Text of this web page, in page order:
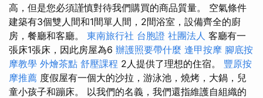
高，但是您必須謹慎對待我們購買的商品質量。 空氣條件
建築有3個雙人間和1間單人間，2間浴室，設備齊全的廚
房，餐廳和客廳。 東南旅行社 台胞證 社團法人 客廳有一
張床1張床，因此房屋為6 辦護照要帶什麼 逢甲按摩 腳底按
摩教學 外燴茶點 舒壓課程 2人提供了理想的住宿。 豐原按
摩推薦 度假屋有一個大的沙拉，游泳池，燒烤，大鍋，兒
童小孩子和蹦床。 以我們的名義，我們還指維護自組織的